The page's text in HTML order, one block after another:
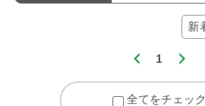
1
全てをチェック